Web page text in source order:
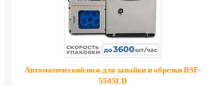
Автоматический нож для запайки и обрезки BSF-
5545LD